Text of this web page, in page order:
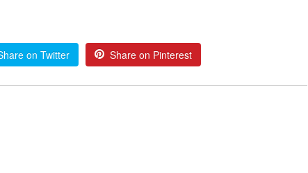
on Twitter Share on Pinterest